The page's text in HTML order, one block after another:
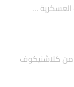
للصناعات العسكرية …
من كلاشنيكوف